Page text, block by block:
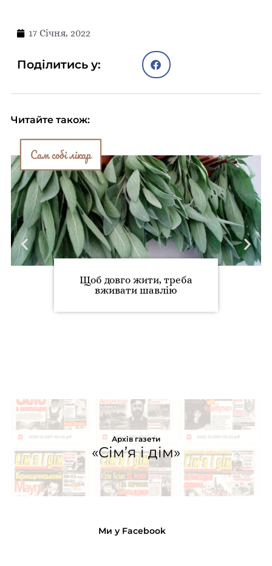
17 Січня, 2022
Поділитись у:
Читайте також:
Сам собі лікар
Щоб довго жити, треба
вживати шавлію
Архів газети
«Сім’я і дім»
Ми у Facebook